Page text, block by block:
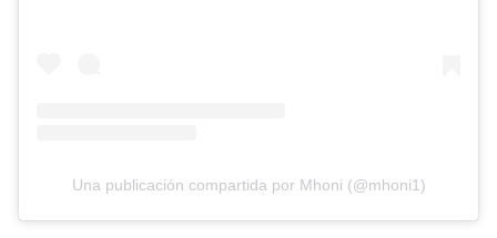
Una publicación compartida por Mhoni (@mhoni1)